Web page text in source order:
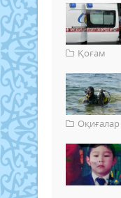
Қоғам
Оқиғалар